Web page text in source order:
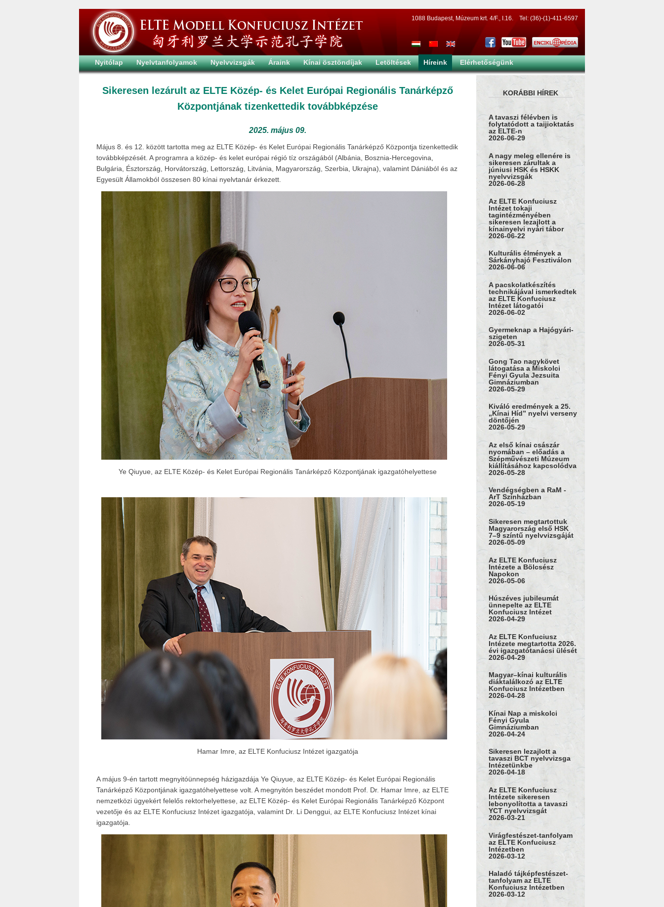
1088 Budapest, Múzeum krt. 4/F., I.16. Tel: (36)-(1)-411-6597
Nyitólap Nyelvtanfolyamok Nyelvvizsgák Áraink Kínai ösztöndíjak Letöltések Híreink Elérhetőségünk
Sikeresen lezárult az ELTE Közép- és Kelet Európai Regionális Tanárképző
Központjának tizenkettedik továbbképzése
2025. május 09.
Május 8. és 12. között tartotta meg az ELTE Közép- és Kelet Európai Regionális Tanárképző Központja tizenkettedik
továbbképzését. A programra a közép- és kelet európai régió tíz országából (Albánia, Bosznia-Hercegovina,
Bulgária, Észtország, Horvátország, Lettország, Litvánia, Magyarország, Szerbia, Ukrajna), valamint Dániából és az
Egyesült Államokból összesen 80 kínai nyelvtanár érkezett.
Ye Qiuyue, az ELTE Közép- és Kelet Európai Regionális Tanárképző Központjának igazgatóhelyettese
Hamar Imre, az ELTE Konfuciusz Intézet igazgatója
A május 9-én tartott megnyitóünnepség házigazdája Ye Qiuyue, az ELTE Közép- és Kelet Európai Regionális
Tanárképző Központjának igazgatóhelyettese volt. A megnyitón beszédet mondott Prof. Dr. Hamar Imre, az ELTE
nemzetközi ügyekért felelős rektorhelyettese, az ELTE Közép- és Kelet Európai Regionális Tanárképző Központ
vezetője és az ELTE Konfuciusz Intézet igazgatója, valamint Dr. Li Denggui, az ELTE Konfuciusz Intézet kínai
igazgatója.
KORÁBBI HÍREK
A tavaszi félévben is
folytatódott a taijioktatás
az ELTE-n
2026-06-29
A nagy meleg ellenére is
sikeresen zárultak a
júniusi HSK és HSKK
nyelvvizsgák
2026-06-28
Az ELTE Konfuciusz
Intézet tokaji
tagintézményében
sikeresen lezajlott a
kínainyelvi nyári tábor
2026-06-22
Kulturális élmények a
Sárkányhajó Fesztiválon
2026-06-06
A pacskolatkészítés
technikájával ismerkedtek
az ELTE Konfuciusz
Intézet látogatói
2026-06-02
Gyermeknap a Hajógyári-
szigeten
2026-05-31
Gong Tao nagykövet
látogatása a Miskolci
Fényi Gyula Jezsuita
Gimnáziumban
2026-05-29
Kiváló eredmények a 25.
„Kínai Híd” nyelvi verseny
döntőjén
2026-05-29
Az első kínai császár
nyomában – előadás a
Szépművészeti Múzeum
kiállításához kapcsolódva
2026-05-28
Vendégségben a RaM -
ArT Színházban
2026-05-19
Sikeresen megtartottuk
Magyarország első HSK
7–9 színtű nyelvvizsgáját
2026-05-09
Az ELTE Konfuciusz
Intézete a Bölcsész
Napokon
2026-05-06
Húszéves jubileumát
ünnepelte az ELTE
Konfuciusz Intézet
2026-04-29
Az ELTE Konfuciusz
Intézete megtartotta 2026.
évi igazgatótanácsi ülését
2026-04-29
Magyar–kínai kulturális
diáktalálkozó az ELTE
Konfuciusz Intézetben
2026-04-28
Kínai Nap a miskolci
Fényi Gyula
Gimnáziumban
2026-04-24
Sikeresen lezajlott a
tavaszi BCT nyelvvizsga
Intézetünkbe
2026-04-18
Az ELTE Konfuciusz
Intézete sikeresen
lebonyolította a tavaszi
YCT nyelvvizsgát
2026-03-21
Virágfestészet-tanfolyam
az ELTE Konfuciusz
Intézetben
2026-03-12
Haladó tájképfestészet-
tanfolyam az ELTE
Konfuciusz Intézetben
2026-03-12